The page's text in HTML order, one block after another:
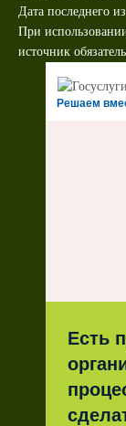
Дата последнего
При
источник
Решаем
Есть